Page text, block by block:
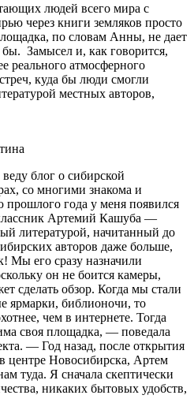
людей всего мира с
через книги земляков просто
по словам Анны, не дает
бы. Замысел и, как говорится,
реального атмосферного
куда бы люди смогли
местных авторов,
блог о сибирской
со многими знакома и
года у меня появился
Артемий Кашуба —
литературой, начитанный до
авторов даже больше,
Мы его сразу назначили
он не боится камеры,
сделать обзор. Когда мы стали
ярмарки, библионочи, то
чем в интернете. Тогда
своя площадка, — поведала
— Год назад, после открытия
Новосибирска, Артем
туда. Я сначала скептически
никаких бытовых удобств,